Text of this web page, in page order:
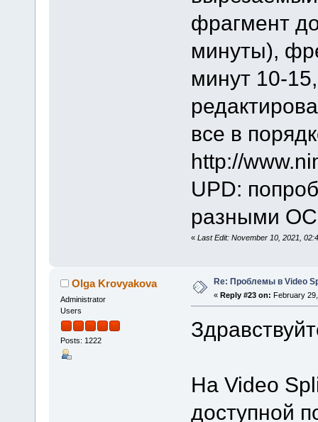
фрагмент
минуты),
минут 10-
все в
http://
UPD:
разными ОС
« Last Edit: November 10, 2021,
Olga Krovyakova
Administrator
Users
Posts: 1222
Re: Проблемы в Video
« Reply #23 on: February
На Video
доступной